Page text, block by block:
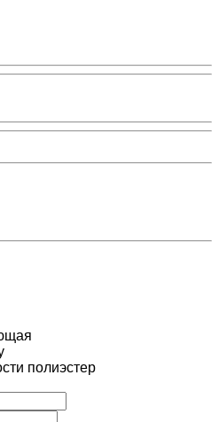
полиэстер